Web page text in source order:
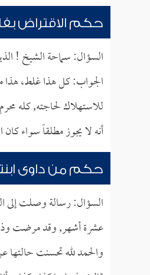
حكم الاقتراض
السؤال: سماحة الشيخ !
الجواب: كل هذا غلط، هذا
للاستهلاك لحاجته, كله
أنه لا يجوز مطلقاً سواء
حكم من داوى
السؤال: رسالة وصلت إلى
عشرة أشهر, وقد مرضت
والحمد لله تحسنت حالتها